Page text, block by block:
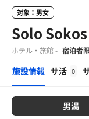
対象：男女
Solo
ホテル・旅館 - 宿泊者
施設情報 サ活 0
男湯